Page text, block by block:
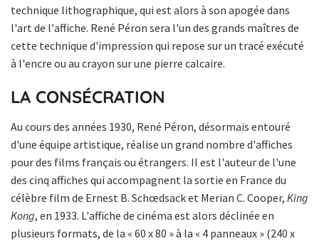
technique lithographique, qui est alors à son apogée dans
l'art de l'affiche. René Péron sera l'un des grands maîtres de
cette technique d'impression qui repose sur un tracé exécuté
à l'encre ou au crayon sur une pierre calcaire.
LA CONSÉCRATION
Au cours des années 1930, René Péron, désormais entouré
d'une équipe artistique, réalise un grand nombre d'affiches
pour des films français ou étrangers. Il est l'auteur de l'une
des cinq affiches qui accompagnent la sortie en France du
célèbre film de Ernest B. Schœdsack et Merian C. Cooper, King
Kong, en 1933. L'affiche de cinéma est alors déclinée en
plusieurs formats, de la « 60 x 80 » à la « 4 panneaux » (240 x